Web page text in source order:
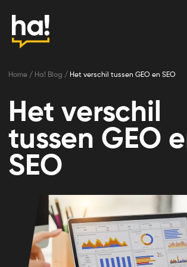
Home / Ha! Blog / Het verschil tussen GEO en SEO
Het verschil
tussen GEO
SEO